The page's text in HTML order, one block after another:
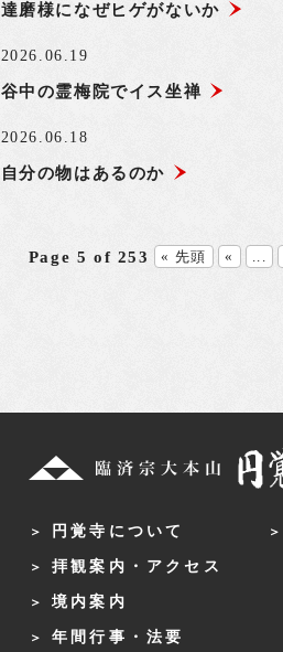
達磨様になぜヒゲがないか
2026.06.19
谷中の霊梅院でイス坐禅
2026.06.18
自分の物はあるのか
Page 5 of 253 « 先頭 « ...
円覚寺について
拝観案内・アクセス
境内案内
年間行事・法要